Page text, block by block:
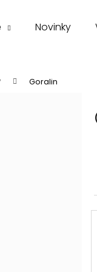
Novinky
Goralin